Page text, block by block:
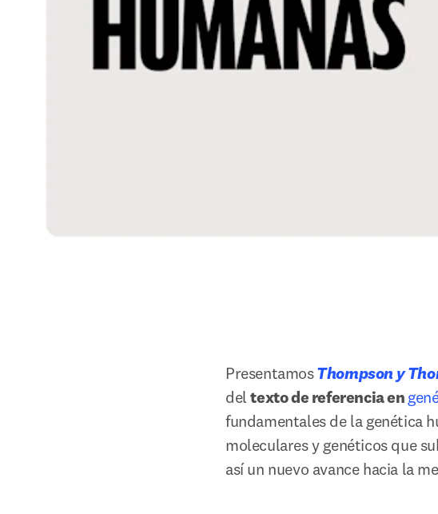
PresentamosThompson y
del texto de referencia en
fundamentales de la genética
moleculares y genéticos que
así un nuevo avance hacia la